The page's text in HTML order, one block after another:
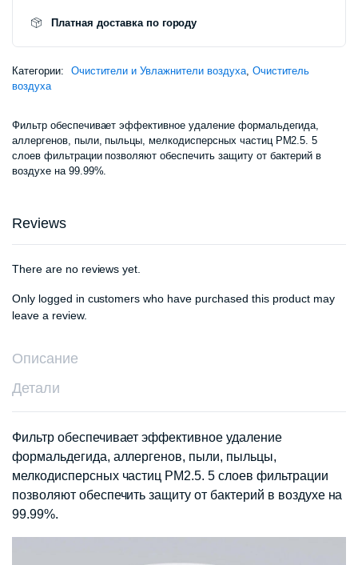
Filter
количество
Платная доставка по городу
Категории: Очистители и Увлажнители воздуха, Очиститель
воздуха
Фильтр обеспечивает эффективное удаление формальдегида,
аллергенов, пыли, пыльцы, мелкодисперсных частиц РМ2.5. 5
слоев фильтрации позволяют обеспечить защиту от бактерий в
воздухе на 99.99%.
Reviews
There are no reviews yet.
Only logged in customers who have purchased this product may
leave a review.
Описание
Детали
Фильтр обеспечивает эффективное удаление
формальдегида, аллергенов, пыли, пыльцы,
мелкодисперсных частиц РМ2.5. 5 слоев фильтрации
позволяют обеспечить защиту от бактерий в воздухе на
99.99%.